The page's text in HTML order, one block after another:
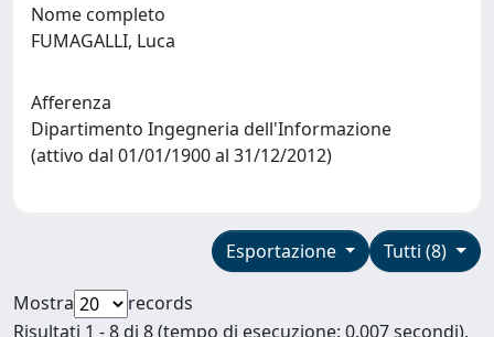
Nome completo
FUMAGALLI, Luca
Afferenza
Dipartimento Ingegneria dell'Informazione
(attivo dal 01/01/1900 al 31/12/2012)
Tutti (8)
Esportazione
Mostra
records
Risultati 1 - 8 di 8 (tempo di esecuzione: 0.007 secondi).